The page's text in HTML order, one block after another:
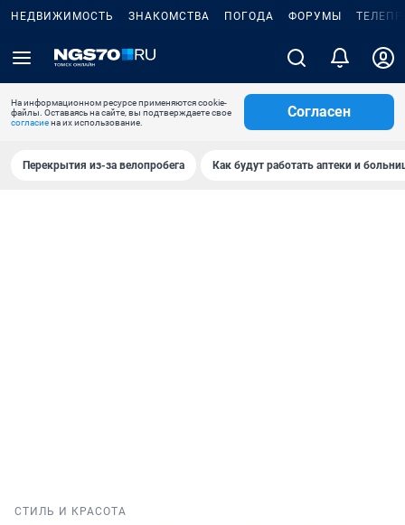
НЕДВИЖИМОСТЬ ЗНАКОМСТВА ПОГОДА ФОРУМЫ
На информационном ресурсе применяются cookie-
файлы. Оставаясь на сайте, вы подтверждаете свое
согласиена их использование.
Согласен
Перекрытия из-за велопробега Как будут работать аптеки и
СТИЛЬ И КРАСОТА